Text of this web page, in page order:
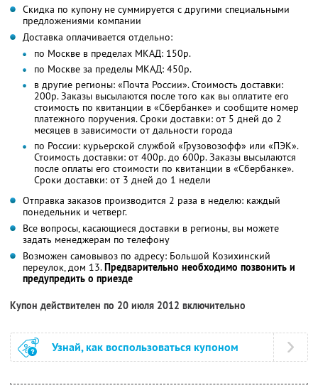
Скидка по купону не суммируется с другими специальными
предложениями компании
Доставка оплачивается отдельно:
по Москве в пределах МКАД: 150р.
по Москве за пределы МКАД: 450р.
в другие регионы: «Почта России». Стоимость доставки:
200р. Заказы высылаются после того как вы оплатите его
стоимость по квитанции в «Сбербанке» и сообщите номер
платежного поручения. Сроки доставки: от 5 дней до 2
месяцев в зависимости от дальности города
по России: курьерской службой «Грузовозофф» или «ПЭК».
Стоимость доставки: от 400р. до 600р. Заказы высылаются
после оплаты его стоимости по квитанции в «Сбербанке».
Сроки доставки: от 3 дней до 1 недели
Отправка заказов производится 2 раза в неделю: каждый
понедельник и четверг.
Все вопросы, касающиеся доставки в регионы, вы можете
задать менеджерам по телефону
Возможен самовывоз по адресу: Большой Козихинский
переулок, дом 13.Предварительно необходимо позвонить и
предупредить о приезде
Купон действителен по 20 июля 2012 включительно
Узнай, как воспользоваться купоном